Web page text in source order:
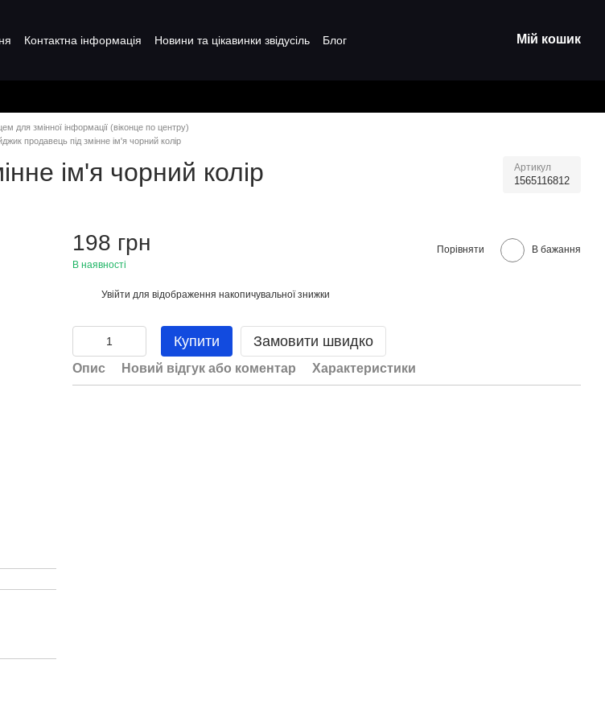
Контактна інформація Новини та цікавинки звідусіль
Блог
Мій кошик
для змінної інформації (віконце по центру)
продавець під змінне ім'я чорний колір
ім'я чорний колір Артикул
1565116812
198 грн
В наявності
Порівняти В бажання
Увійти для відображення накопичувальної знижки
Купити Замовити швидко
Опис Новий відгук або коментар Характеристики